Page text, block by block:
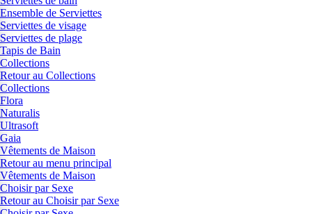
Ensemble de Serviettes
Serviettes de visage
Serviettes de plage
Tapis de Bain
Collections
Retour au Collections
Collections
Flora
Naturalis
Ultrasoft
Gaia
Vêtements de Maison
Retour au menu principal
Vêtements de Maison
Choisir par Sexe
Retour au Choisir par Sexe